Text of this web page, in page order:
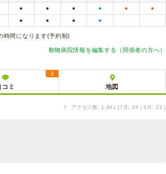
● ● ● ● ● ●
● ● ● ●
間になります(予約制)
動物病院情報を編集する（関係者の方へ）
コミ
1
地図
↑ アクセス数: 1,841 [7月: 29 | 6月: 23 ]